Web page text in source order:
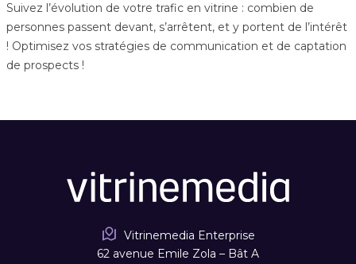
Suivez l’évolution de votre trafic en vitrine : combien de
personnes passent devant, s’arrêtent, et y portent de l’intérêt
! Optimisez vos stratégies de communication et de captation
de prospects !
Vitrinemedia Enterprise
62 avenue Emile Zola – Bât A